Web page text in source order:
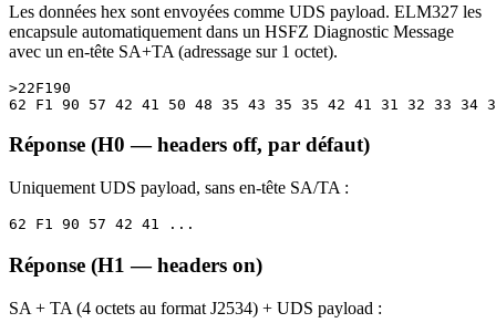
Les données hex sont envoyées comme UDS payload. ELM327 les
encapsule automatiquement dans un HSFZ Diagnostic Message
avec un en-tête SA+TA (adressage sur 1 octet).
>22F190
Réponse (H0 — headers off, par défaut)
Uniquement UDS payload, sans en-tête SA/TA :
Réponse (H1 — headers on)
SA + TA (4 octets au format J2534) + UDS payload :